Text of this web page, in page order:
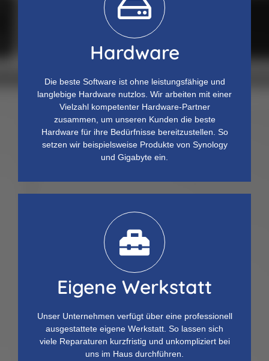
Hardware
Die beste Software ist ohne leistungsfähige und
langlebige Hardware nutzlos. Wir arbeiten mit einer
Vielzahl kompetenter Hardware-Partner
zusammen, um unseren Kunden die beste
Hardware für ihre Bedürfnisse bereitzustellen. So
setzen wir beispielsweise Produkte von Synology
und Gigabyte ein.
Eigene Werkstatt
Unser Unternehmen verfügt über eine professionell
ausgestattete eigene Werkstatt. So lassen sich
viele Reparaturen kurzfristig und unkompliziert bei
uns im Haus durchführen.